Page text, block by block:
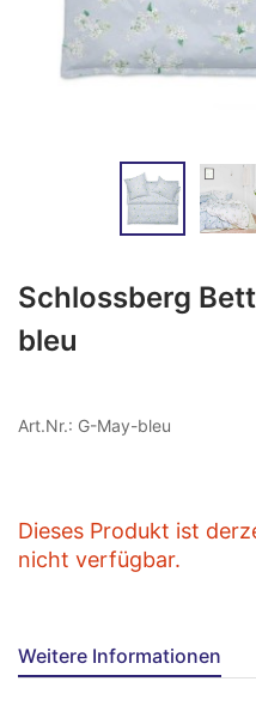
Schlossberg
bleu
Art.Nr.: G-May-bleu
Dieses Produkt ist
nicht verfügbar.
Weitere Informationen